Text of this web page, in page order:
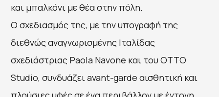
και μπαλκόνι με θέα στην πόλη.
Ο σχεδιασμός της, με την υπογραφή της
διεθνώς αναγνωρισμένης Ιταλίδας
σχεδιάστριας Paola Navone και του OTTO
Studio, συνδυάζει avant-garde αισθητική και